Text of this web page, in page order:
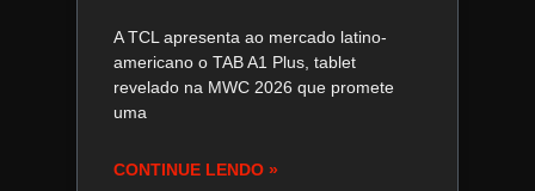
A TCL apresenta ao mercado latino-
americano o TAB A1 Plus, tablet
revelado na MWC 2026 que promete
uma
CONTINUE LENDO »